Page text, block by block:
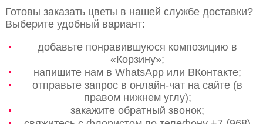
Готовы заказать цветы в нашей службе доставки?
Выберите удобный вариант:
добавьте понравившуюся композицию в
«Корзину»;
напишите нам в WhatsApp или ВКонтакте;
отправьте запрос в онлайн-чат на сайте (в
правом нижнем углу);
закажите обратный звонок;